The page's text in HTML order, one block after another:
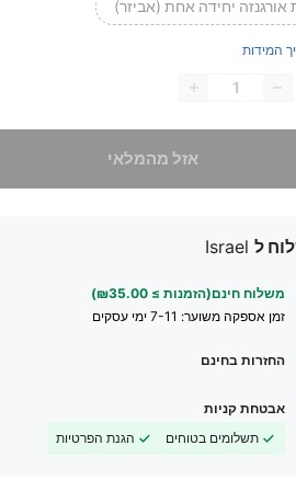
אורגנזה יחידה אחת (אביזר)
המידות
אזל מהמלאי
ל Israel
משלוח חינם(הזמנות ≥ ₪35.00)
זמן אספקה ​​משוער: 7-11 ימי עסקים
החזרות בחינם
אבטחת קניות
תשלומים בטוחים
הגנת הפרטיות